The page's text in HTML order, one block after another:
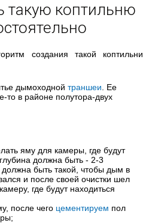
такую коптильню
создания такой коптильни
дымоходной траншеи . Ее
то в районе полутора-двух
яму для камеры, где будут
должна быть - 2-3
быть такой, чтобы дым в
и после своей очистки шел
где будут находиться
после чего цементируем пол